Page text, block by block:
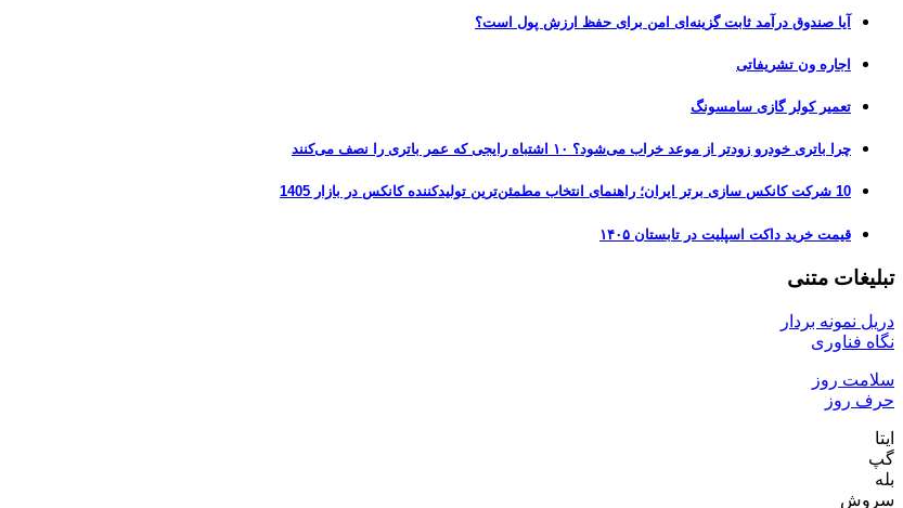
آیا صندوق درآمد ثابت گزینه‌ای امن برای حفظ ارزش پول است؟
اجاره ون تشریفاتی
تعمیر کولر گازی سامسونگ
چرا باتری خودرو زودتر از موعد خراب می‌شود؟ ۱۰ اشتباه رایجی که عمر باتری را نصف می‌کنند
10 شرکت کانکس سازی برتر ایران؛ راهنمای انتخاب مطمئن‌ترین تولیدکننده کانکس در بازار 1405
قیمت خرید داکت اسپلیت در تابستان ۱۴۰۵
تبلیغات متنی
دریل نمونه بردار
نگاه فناوری
سلامت روز
حرف روز
ایتا
گپ
بله
سروش